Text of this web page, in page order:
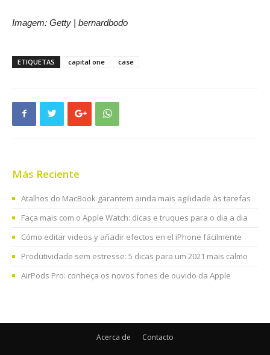
Imagem: Getty | bernardbodo
ETIQUETAS capital one case
Más Reciente
Atalhos do MacBook garantem ainda mais agilidade às tarefas
Faça mais com o Apple Watch: dicas e truques para o dia a dia
Cómo editar videos y añadir efectos en el iPhone fácilmente
Produtividade sem estresse: 5 dicas para um 2021 mais calmo
AirPods Pro: conheça os novos fones de ouvido da Apple
Acerca de Contacto